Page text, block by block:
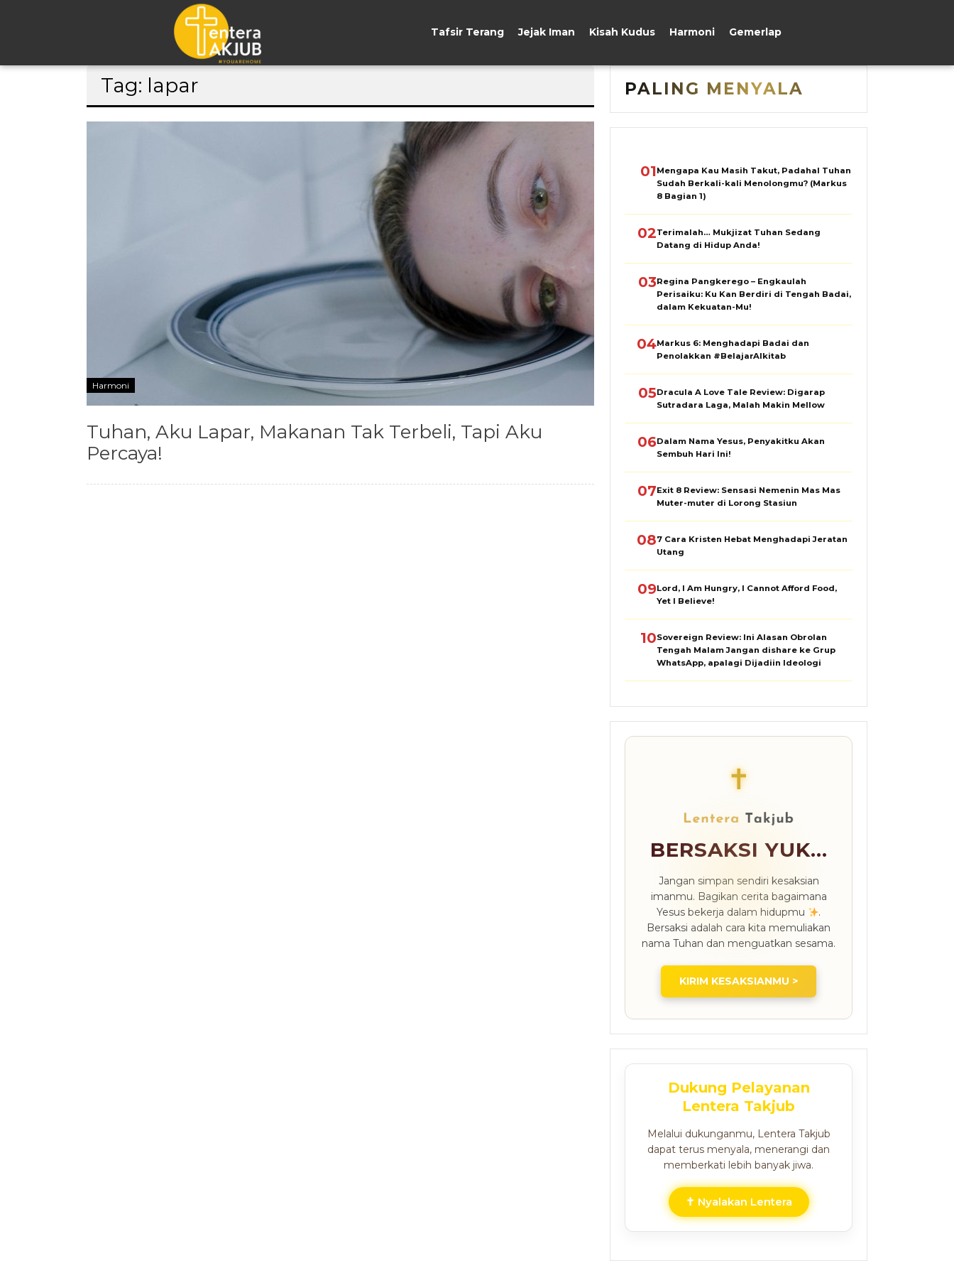
Tafsir Terang Jejak Iman Kisah Kudus Harmoni Gemerlap
Lompat
Tag: lapar
Harmoni
Tuhan, Aku Lapar, Makanan Tak Terbeli, Tapi Aku
Percaya!
PALING MENYALA
01Mengapa Kau Masih Takut, Padahal Tuhan
Sudah Berkali-kali Menolongmu? (Markus
8 Bagian 1)
02Terimalah… Mukjizat Tuhan Sedang
Datang di Hidup Anda!
03Regina Pangkerego – Engkaulah
Perisaiku: Ku Kan Berdiri di Tengah Badai,
dalam Kekuatan-Mu!
04Markus 6: Menghadapi Badai dan
Penolakkan #BelajarAlkitab
05Dracula A Love Tale Review: Digarap
Sutradara Laga, Malah Makin Mellow
06Dalam Nama Yesus, Penyakitku Akan
Sembuh Hari Ini!
07Exit 8 Review: Sensasi Nemenin Mas Mas
Muter-muter di Lorong Stasiun
087 Cara Kristen Hebat Menghadapi Jeratan
Utang
09Lord, I Am Hungry, I Cannot Afford Food,
Yet I Believe!
10Sovereign Review: Ini Alasan Obrolan
Tengah Malam Jangan dishare ke Grup
WhatsApp, apalagi Dijadiin Ideologi
✝
BERSAKSI YUK...
Jangan simpan sendiri kesaksian
imanmu. Bagikan cerita bagaimana
Yesus bekerja dalam hidupmu
.
Bersaksi adalah cara kita memuliakan
nama Tuhan dan menguatkan sesama.
KIRIM KESAKSIANMU >
Dukung Pelayanan
Lentera Takjub
Melalui dukunganmu, Lentera Takjub
dapat terus menyala, menerangi dan
memberkati lebih banyak jiwa.
✝ Nyalakan Lentera